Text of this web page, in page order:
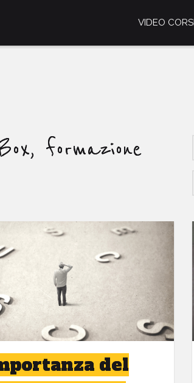
VIDEO CORSI
formazione
del